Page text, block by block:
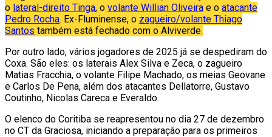
o lateral-direito Tinga, o volante Willian Oliveira e o atacante
Pedro Rocha. Ex-Fluminense, o zagueiro/volante Thiago
Santos também está fechado com o Alviverde.
Por outro lado, vários jogadores de 2025 já se despediram do
Coxa. São eles: os laterais Alex Silva e Zeca, o zagueiro
Matias Fracchia, o volante Filipe Machado, os meias Geovane
e Carlos De Pena, além dos atacantes Dellatorre, Gustavo
Coutinho, Nicolas Careca e Everaldo.
O elenco do Coritiba se reapresentou no dia 27 de dezembro
no CT da Graciosa, iniciando a preparação para os primeiros